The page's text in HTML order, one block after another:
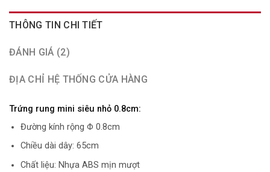
THÔNG TIN CHI TIẾT
ĐÁNH GIÁ (2)
ĐỊA CHỈ HỆ THỐNG CỬA HÀNG
Trứng rung mini siêu nhỏ 0.8cm:
Đường kính rộng Φ 0.8cm
Chiều dài dây: 65cm
Chất liệu: Nhựa ABS mịn mượt